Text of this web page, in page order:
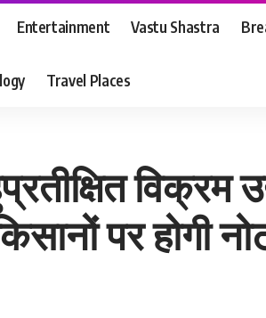
Entertainment Vastu Shastra
Travel Places
विक्रम
पर होगी